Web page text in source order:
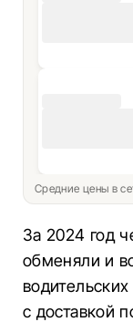
Средние цены в
За 2024 год
обменяли и
с доставкой